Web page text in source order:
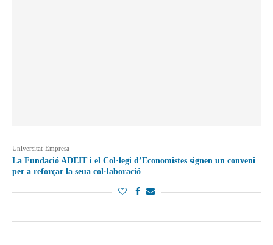
Universitat-Empresa
La Fundació ADEIT i el Col·legi d’Economistes signen un conveni
per a reforçar la seua col·laboració